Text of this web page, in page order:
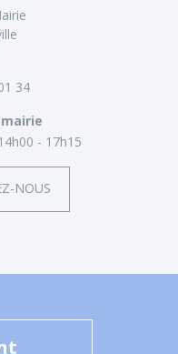
34
- 17h15
NOUS